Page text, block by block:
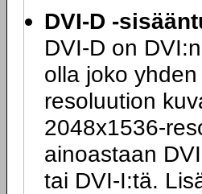
DVI-D -
DVI-D on
olla joko
resoluution
2048x1536-
ainoastaan
tai DVI-I:tä.